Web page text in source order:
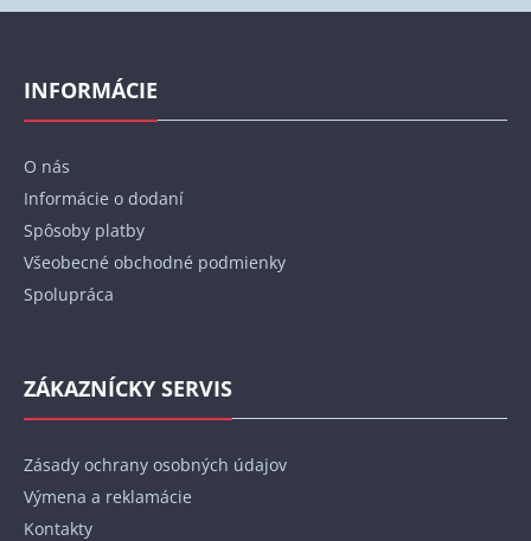
Z
INFORMÁCIE
O nás
Informácie o dodaní
Spôsoby platby
Všeobecné obchodné podmienky
Spolupráca
ZÁKAZNÍCKY SERVIS
Zásady ochrany osobných údajov
Výmena a reklamácie
Kontakty